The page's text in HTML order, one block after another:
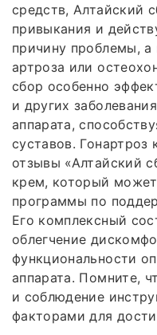
средств, Алтайский
привыкания и
причину проблемы,
артроза или
сбор особенно
и других
аппарата,
суставов. Гонартроз
отзывы «Алтайский
крем, который
программы по
Его комплексный
облегчение
функциональности
аппарата. Помните,
и соблюдение
факторами для